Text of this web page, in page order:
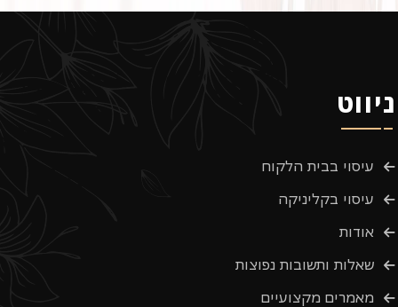
ניווט
עיסוי בבית הלקוח
עיסוי בקליניקה
אודות
שאלות ותשובות נפוצות
מאמרים מקצועיים